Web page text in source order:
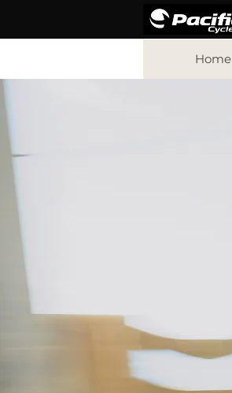
Home